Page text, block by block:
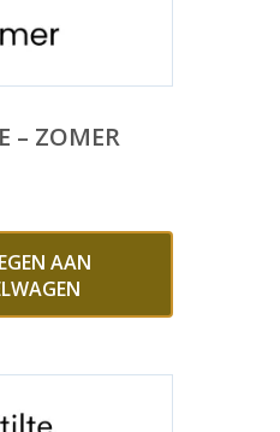
– ZOMER
AAN